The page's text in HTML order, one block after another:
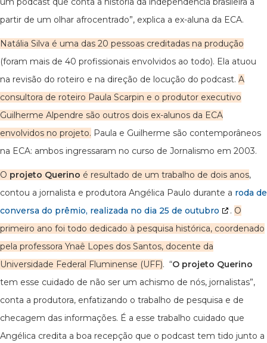
partir de um olhar afrocentrado”, explica a ex-aluna da ECA.
Natália Silva é uma das 20 pessoas creditadas na produção
(foram mais de 40 profissionais envolvidos ao todo). Ela atuou
na revisão do roteiro e na direção de locução do podcast. A
consultora de roteiro Paula Scarpin e o produtor executivo
Guilherme Alpendre são outros dois ex-alunos da ECA
envolvidos no projeto. Paula e Guilherme são contemporâneos
na ECA: ambos ingressaram no curso de Jornalismo em 2003.
O projeto Querino é resultado de um trabalho de dois anos,
contou a jornalista e produtora Angélica Paulo durante a roda de
conversa do prêmio, realizada no dia 25 de outubro
. O
primeiro ano foi todo dedicado à pesquisa histórica, coordenado
pela professora Ynaê Lopes dos Santos, docente da
Universidade Federal Fluminense (UFF). “O projeto Querino
tem esse cuidado de não ser um achismo de nós, jornalistas”,
conta a produtora, enfatizando o trabalho de pesquisa e de
checagem das informações. É a esse trabalho cuidado que
Angélica credita a boa recepção que o podcast tem tido junto a